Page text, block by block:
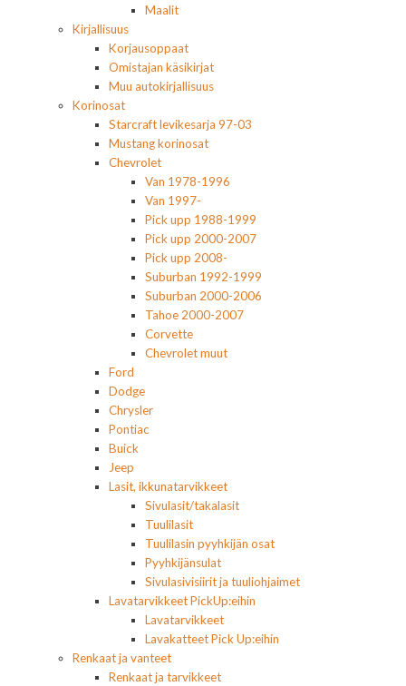
Maalit
Kirjallisuus
Korjausoppaat
Omistajan käsikirjat
Muu autokirjallisuus
Korinosat
Starcraft levikesarja 97-03
Mustang korinosat
Chevrolet
Van 1978-1996
Van 1997-
Pick upp 1988-1999
Pick upp 2000-2007
Pick upp 2008-
Suburban 1992-1999
Suburban 2000-2006
Tahoe 2000-2007
Corvette
Chevrolet muut
Ford
Dodge
Chrysler
Pontiac
Buick
Jeep
Lasit, ikkunatarvikkeet
Sivulasit/takalasit
Tuulilasit
Tuulilasin pyyhkijän osat
Pyyhkijänsulat
Sivulasivisiirit ja tuuliohjaimet
Lavatarvikkeet PickUp:eihin
Lavatarvikkeet
Lavakatteet Pick Up:eihin
Renkaat ja vanteet
Renkaat ja tarvikkeet